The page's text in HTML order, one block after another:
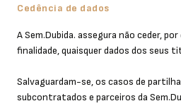
Cedência de dados
A Sem.Dubida. assegura não ceder,
finalidade, quaisquer dados dos seus
Salvaguardam-se, os casos de
subcontratados e parceiros da